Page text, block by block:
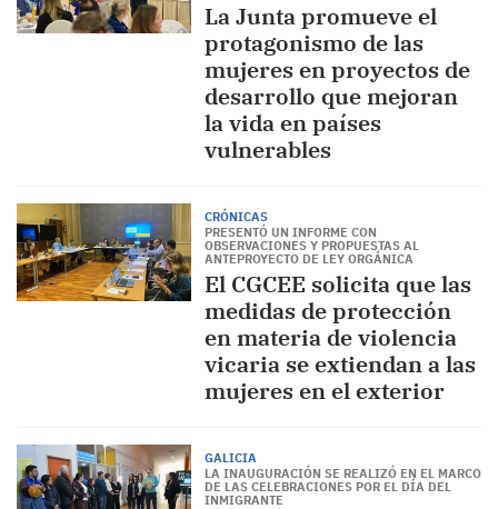
La Junta promueve el
protagonismo de las
mujeres en proyectos de
desarrollo que mejoran
la vida en países
vulnerables
CRÓNICAS
PRESENTÓ UN INFORME CON
OBSERVACIONES Y PROPUESTAS AL
ANTEPROYECTO DE LEY ORGÁNICA
El CGCEE solicita que las
medidas de protección
en materia de violencia
vicaria se extiendan a las
mujeres en el exterior
GALICIA
LA INAUGURACIÓN SE REALIZÓ EN EL MARCO
DE LAS CELEBRACIONES POR EL DÍA DEL
INMIGRANTE